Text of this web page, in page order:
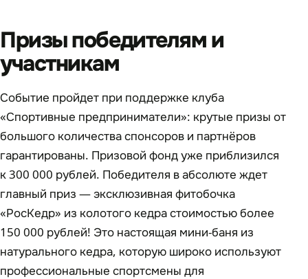
Призы победителям и
участникам
Событие пройдет при поддержке клуба
«Спортивные предприниматели»: крутые призы от
большого количества спонсоров и партнёров
гарантированы. Призовой фонд уже приблизился
к 300 000 рублей. Победителя в абсолюте ждет
главный приз — эксклюзивная фитобочка
«РосКедр» из колотого кедра стоимостью более
150 000 рублей! Это настоящая мини-баня из
натурального кедра, которую широко используют
профессиональные спортсмены для